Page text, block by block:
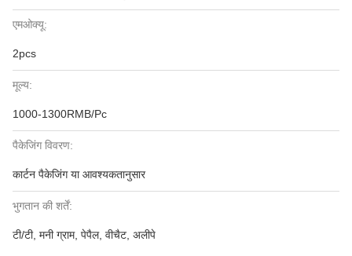
एमओक्यू:
2pcs
मूल्य:
1000-1300RMB/Pc
पैकेजिंग विवरण:
कार्टन पैकेजिंग या आवश्यकतानुसार
भुगतान की शर्तें:
टी/टी, मनी ग्राम, पेपैल, वीचैट, अलीपे